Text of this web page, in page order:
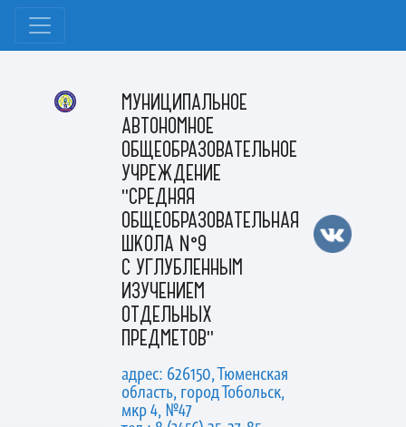
МУНИЦИПАЛЬНОЕ
АВТОНОМНОЕ
ОБЩЕОБРАЗОВАТЕЛЬНОЕ
УЧРЕЖДЕНИЕ
"СРЕДНЯЯ
ОБЩЕОБРАЗОВАТЕЛЬНАЯ
ШКОЛА №9
С УГЛУБЛЕННЫМ
ИЗУЧЕНИЕМ
ОТДЕЛЬНЫХ
ПРЕДМЕТОВ"
адрес: 626150, Тюменская
область, город Тобольск,
мкр 4, №47